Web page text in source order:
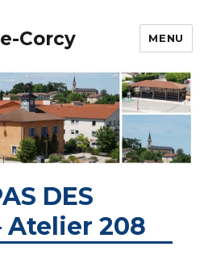
Corcy MENU
DES
Atelier 208